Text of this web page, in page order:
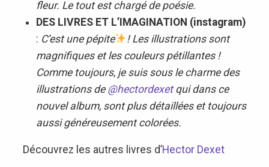
fleur. Le tout est chargé de poésie.
DES LIVRES ET L’IMAGINATION (instagram)
: C’est une pépite
! Les illustrations sont
magnifiques et les couleurs pétillantes !
Comme toujours, je suis sous le charme des
illustrations de @hectordexetqui dans ce
nouvel album, sont plus détaillées et toujours
aussi généreusement colorées.
Découvrez les autres livres d’Hector Dexet